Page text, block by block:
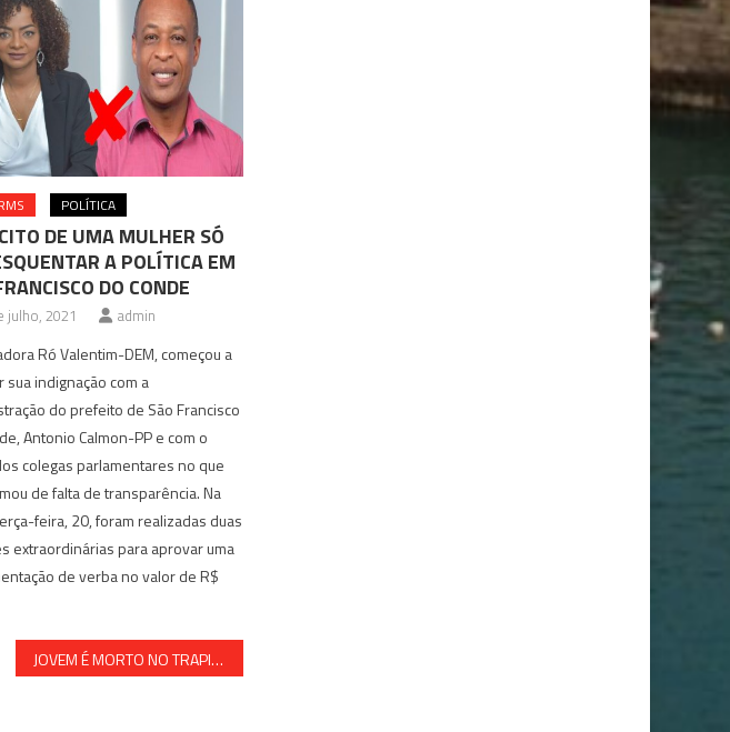
POLÍTICA
DE UMA MULHER SÓ
A POLÍTICA EM
DO CONDE
julho, 2021 admin
Ró Valentim-DEM, começou a
sua indignação com a
do prefeito de São Francisco
Antonio Calmon-PP e com o
colegas parlamentares no que
de falta de transparência. Na
feira, 20, foram realizadas duas
extraordinárias para aprovar uma
de verba no valor de R$
JOVEM É MORTO NO TRAPICHE DE BAIXO EM SANTO AMARO